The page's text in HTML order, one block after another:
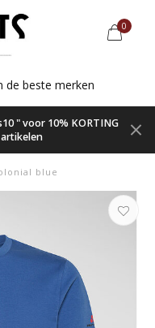
0
de beste merken
" voor 10% KORTING
blue